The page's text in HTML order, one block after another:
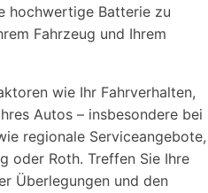
hochwertige Batterie zu
Fahrzeug und Ihrem
wie Ihr Fahrverhalten,
Autos – insbesondere bei
regionale Serviceangebote,
oder Roth. Treffen Sie Ihre
Überlegungen und den